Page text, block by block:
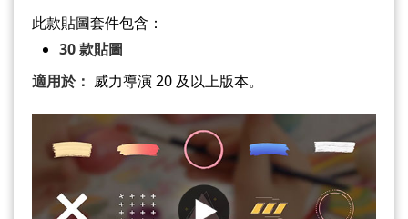
此款貼圖套件包含：
30 款貼圖
適用於： 威力導演 20 及以上版本。